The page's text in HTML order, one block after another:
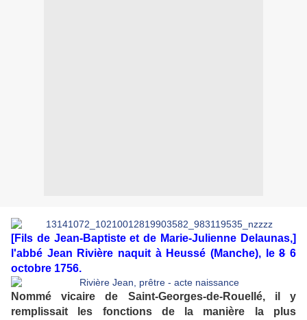
[Fils de Jean-Baptiste et de Marie-Julienne Delaunas,]
l'abbé Jean Rivière naquit à Heussé (Manche), le86
octobre 1756.
Nommé vicaire de Saint-Georges-de-Rouellé, il y
remplissait les fonctions de la manière la plus